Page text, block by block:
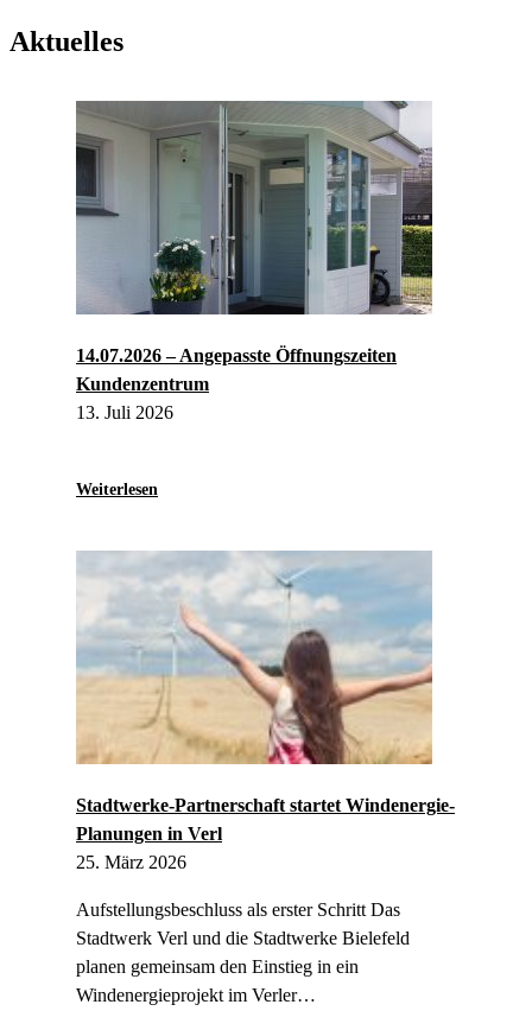
Aktuelles
14.07.2026 – Angepasste Öffnungszeiten
Kundenzentrum
13. Juli 2026
Weiterlesen
0
2
0
2
–
e
p
s
s
t
e
Stadtwerke-Partnerschaft startet Windenergie-
Planungen in Verl
25. März 2026
Aufstellungsbeschluss als erster Schritt Das
Stadtwerk Verl und die Stadtwerke Bielefeld
planen gemeinsam den Einstieg in ein
Windenergieprojekt im Verler…